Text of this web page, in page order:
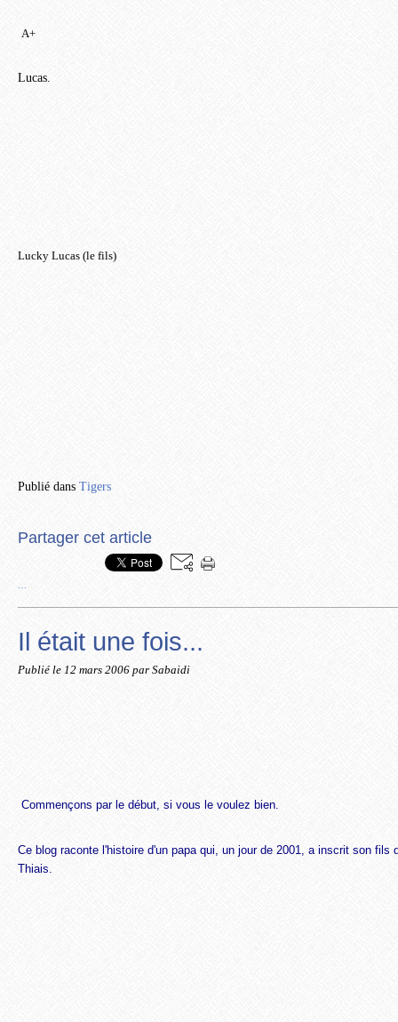
A+
Lucas.
Lucky Lucas (le fils)
Publié dans Tigers
Partager cet article
…
Il était une fois...
Publié le 12 mars 2006 par Sabaidi
Commençons par le début, si vous le voulez bien.
Ce blog raconte l'histoire d'un papa qui, un jour de 2001, a inscrit son fils
Thiais.